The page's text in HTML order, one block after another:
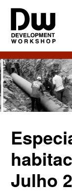
Skip
main
content
Skip
primary
sidebar
DW
Angola
Development
Workshop
Angola
Julho